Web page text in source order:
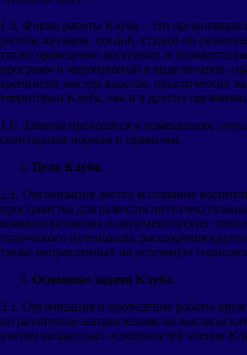
1.5. Форма работы Клуба – это организация
работы кружков, секций, студий по
также проведение досуговых и
программ и мероприятий в виде вечеров,
тренингов, мастер-классов, практических
территории Клуба, так и в других
1.6. Занятия проводятся в помещениях,
санитарным нормам и правилам.
Цель Клуба.
2.1. Организация досуга и создание
пространства для развития
коммуникативных и организаторских
творческого потенциала, расширения
также направленных на успешную
Основные задачи Клуба.
3.1. Организация и проведение работы
по различным направлениям на высоком
учетом возрастных особенностей членов